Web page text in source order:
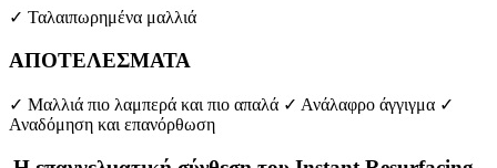
✓ Ταλαιπωρημένα μαλλιά
ΑΠΟΤΕΛΕΣΜΑΤΑ
✓ Μαλλιά πιο λαμπερά και πιο απαλά ✓ Ανάλαφρο άγγιγμα ✓
Αναδόμηση και επανόρθωση